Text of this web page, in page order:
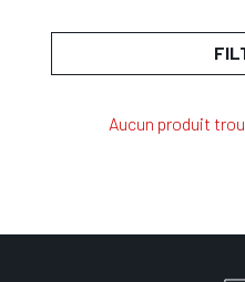
Aucun produit